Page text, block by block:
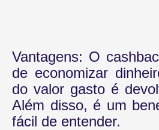
Vantagens: O
de economizar
do valor gasto é
Além disso, é um
fácil de entender.